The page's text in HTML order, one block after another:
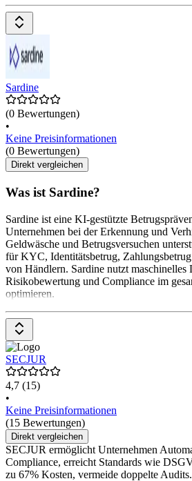
Sardine
(0 Bewertungen)
•
Keine Preisinformationen
(0 Bewertungen)
Direkt vergleichen
Was ist Sardine?
Sardine ist eine KI-gestützte
Unternehmen bei der Erkennung und
Geldwäsche und Betrugsversuchen
für KYC, Identitätsbetrug,
von Händlern. Sardine nutzt maschinelles
Risikobewertung und Compliance im
optimieren.
SECJUR
4,7 (15)
•
Keine Preisinformationen
(15 Bewertungen)
Direkt vergleichen
SECJUR ermöglicht Unternehmen
Compliance, erreicht Standards wie
zu 67% Kosten, vermeide doppelte Audits.